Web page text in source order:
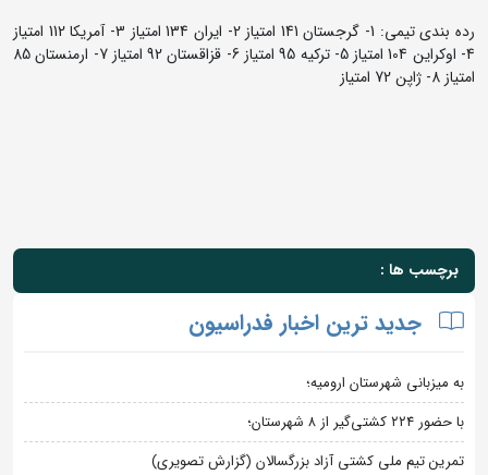
رده بندی تیمی: 1- گرجستان 141 امتیاز 2- ایران 134 امتیاز 3- آمریکا 112 امتیاز
4- اوکراین 104 امتیاز 5- ترکیه 95 امتیاز 6- قزاقستان 92 امتیاز 7- ارمنستان 85
امتیاز 8- ژاپن 72 امتیاز
برچسب ها :
جدید ترین اخبار فدراسیون
به میزبانی شهرستان ارومیه؛
با حضور ۲۲۴ کشتی‌گیر از ۸ شهرستان؛
تمرین تیم ملی کشتی آزاد بزرگسالان (گزارش تصویری)